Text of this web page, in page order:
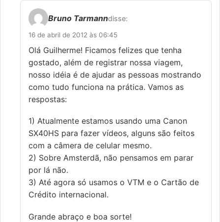
Bruno Tarmanndisse:
16 de abril de 2012 às 06:45
Olá Guilherme! Ficamos felizes que tenha
gostado, além de registrar nossa viagem,
nosso idéia é de ajudar as pessoas mostrando
como tudo funciona na prática. Vamos as
respostas:
1) Atualmente estamos usando uma Canon
SX40HS para fazer vídeos, alguns são feitos
com a câmera de celular mesmo.
2) Sobre Amsterdã, não pensamos em parar
por lá não.
3) Até agora só usamos o VTM e o Cartão de
Crédito internacional.
Grande abraço e boa sorte!